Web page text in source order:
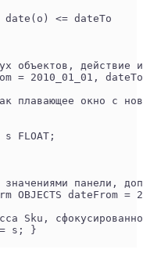
date(o) <= dateTo
объектов, действие
= 2010_01_01,
плавающее окно с
s FLOAT;
панели,
OBJECTS dateFrom =
Sku,
s; }